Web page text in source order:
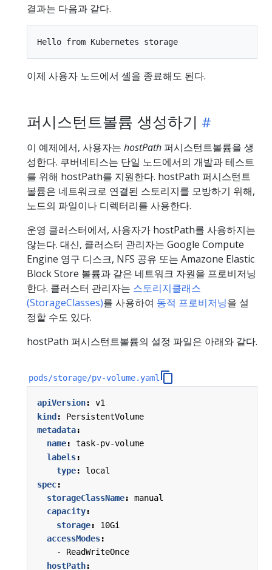
결과는 다음과 같다.
이제 사용자 노드에서 셸을 종료해도 된다.
퍼시스턴트볼륨 생성하기
이 예제에서, 사용자는 hostPath 퍼시스턴트볼륨을 생
성한다. 쿠버네티스는 단일 노드에서의 개발과 테스트
를 위해 hostPath를 지원한다. hostPath 퍼시스턴트
볼륨은 네트워크로 연결된 스토리지를 모방하기 위해,
노드의 파일이나 디렉터리를 사용한다.
운영 클러스터에서, 사용자가 hostPath를 사용하지는
않는다. 대신, 클러스터 관리자는 Google Compute
Engine 영구 디스크, NFS 공유 또는 Amazone Elastic
Block Store 볼륨과 같은 네트워크 자원을 프로비저닝
한다. 클러스터 관리자는 스토리지클래스
(StorageClasses)를 사용하여 동적 프로비저닝을 설
정할 수도 있다.
hostPath 퍼시스턴트볼륨의 설정 파일은 아래와 같다.
pods/storage/pv-volume.yaml
apiVersion:
v1
kind:
PersistentVolume
metadata:
name:
task-pv-volume
labels:
type:
local
spec:
storageClassName:
manual
capacity:
storage:
10Gi
accessModes:
- ReadWriteOnce
hostPath: